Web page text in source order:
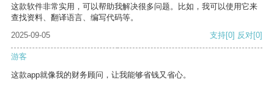
这款软件非常实用，可以帮助我解决很多问题。比如，我可以使用它来
查找资料、翻译语言、编写代码等。
2025-09-05
支持[0] 反对[0]
游客
这款app就像我的财务顾问，让我能够省钱又省心。